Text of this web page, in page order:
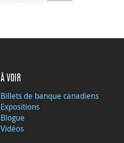
À VOIR
Billets de banque canadiens
Expositions
Blogue
Vidéos